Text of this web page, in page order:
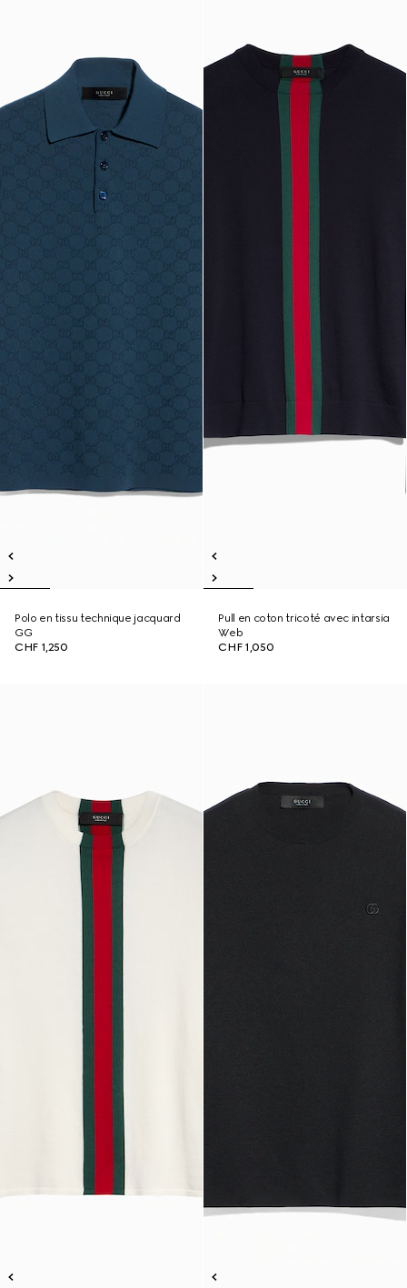
Polo en tissu technique jacquard
GG
CHF 1,250
Pull en coton tricoté avec intarsia
Web
CHF 1,050